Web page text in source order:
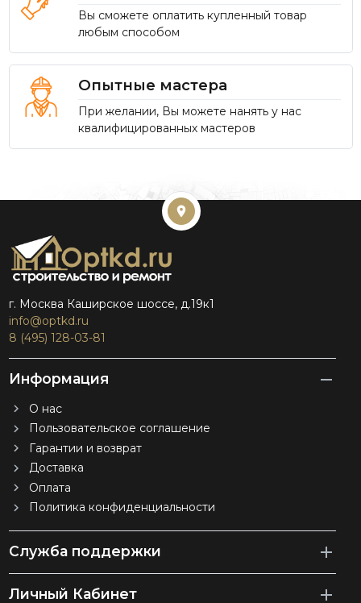
Вы сможете оплатить купленный товар
любым способом
Опытные мастера
При желании, Вы можете нанять у нас
квалифицированных мастеров
г. Москва Каширское шоссе, д.19к1
info@optkd.ru
8 (495) 128-03-81
Информация
О нас
Пользовательское соглашение
Гарантии и возврат
Доставка
Оплата
Политика конфиденциальности
Служба поддержки
Личный Кабинет